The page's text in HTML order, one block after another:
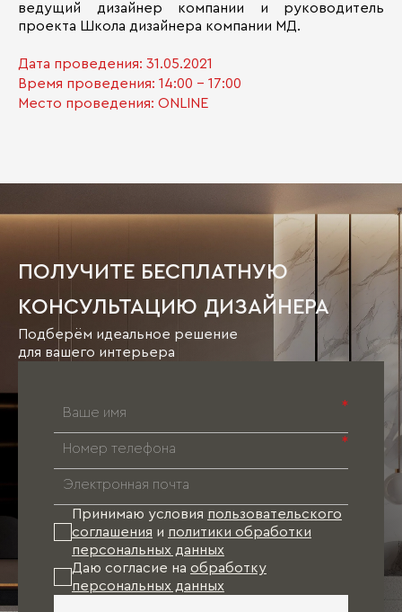
ведущий дизайнер компании и руководитель
проекта Школа дизайнера компании МД.
Дата проведения: 31.05.2021
Время проведения: 14:00 - 17:00
Место проведения: ONLINE
ПОЛУЧИТЕ БЕСПЛАТНУЮ
КОНСУЛЬТАЦИЮ ДИЗАЙНЕРА
Подберём идеальное решение
для вашего интерьера
*
*
Принимаю условия пользовательского
соглашения и политики обработки
персональных данных
Даю согласие на обработку
персональных данных